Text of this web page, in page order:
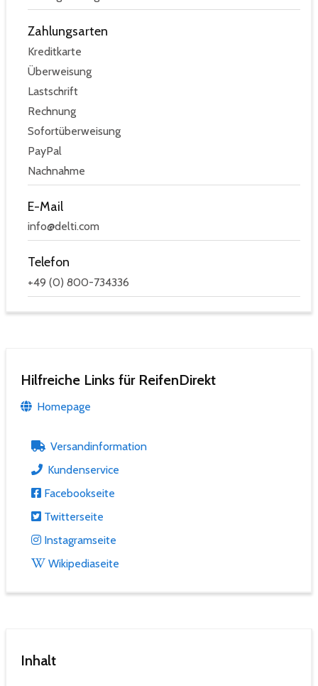
Zahlungsarten
Kreditkarte
Überweisung
Lastschrift
Rechnung
Sofortüberweisung
PayPal
Nachnahme
E-Mail
info@delti.com
Telefon
+49 (0) 800-734336
Hilfreiche Links für ReifenDirekt
Homepage
Versandinformation
Kundenservice
Facebookseite
Twitterseite
Instagramseite
Wikipediaseite
Inhalt